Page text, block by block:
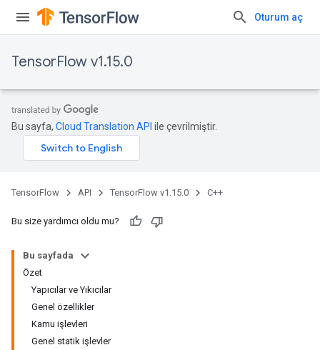
Oturum aç
TensorFlow v1.15.0
Bu sayfa, Cloud Translation API ile çevrilmiştir.
TensorFlow API TensorFlow v1.15.0 C++
Bu size yardımcı oldu mu?
Bu sayfada
Özet
Yapıcılar ve Yıkıcılar
Genel özellikler
Kamu işlevleri
Genel statik işlevler